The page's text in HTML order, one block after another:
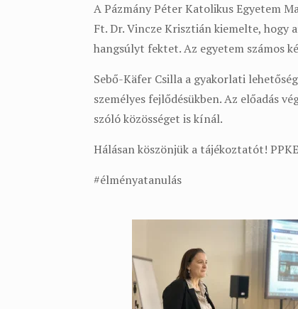
A Pázmány Péter Katolikus Egyetem
Ft. Dr. Vincze Krisztián kiemelte, hogy
hangsúlyt fektet. Az egyetem számos
Sebő-Käfer Csilla a gyakorlati
személyes fejlődésükben. Az előadás
szóló közösséget is kínál.
Hálásan köszönjük a tájékoztatót!
#élményatanulás